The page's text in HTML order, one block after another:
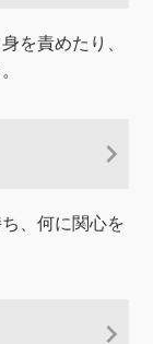
を責めたり、
、何に関心を